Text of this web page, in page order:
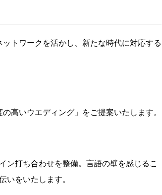
トワークを活かし、新たな時代に対応する
高いウエディング」をご提案いたします。
ン打ち合わせを整備。言語の壁を感じるこ
いをいたします。